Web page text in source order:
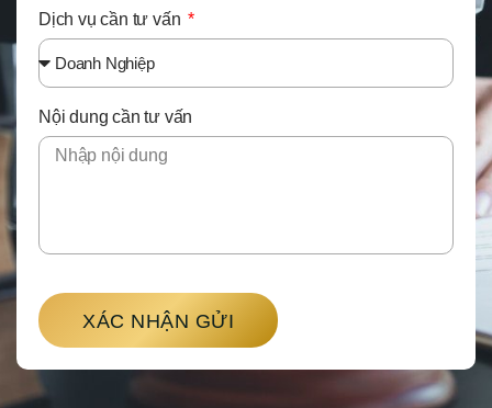
Dịch vụ cần tư vấn
Nội dung cần tư vấn
XÁC NHẬN GỬI